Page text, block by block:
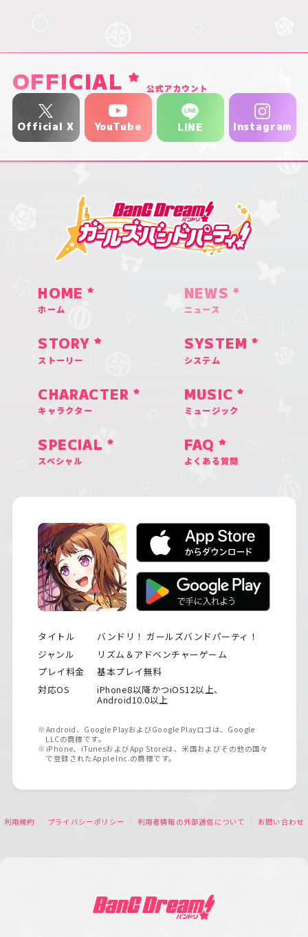
OFFICIAL 公式アカウント
Official X YouTube LINE Instagram
HOME
ホーム
NEWS
ニュース
STORY
ストーリー
SYSTEM
システム
CHARACTER
キャラクター
MUSIC
ミュージック
SPECIAL
スペシャル
FAQ
よくある質問
タイトル
バンドリ！ ガールズバンドパーティ！
ジャンル
リズム＆アドベンチャーゲーム
プレイ料金
基本プレイ無料
対応OS
iPhone8以降かつiOS12以上、
Android10.0以上
※Android、Google PlayおよびGoogle Playロゴは、Google
LLCの商標です。
※iPhone、iTunesおよびApp Storeは、米国およびその他の国々
で登録されたApple Inc.の商標です。
利用規約 プライバシーポリシー 利用者情報の外部送信について お問い合わせ